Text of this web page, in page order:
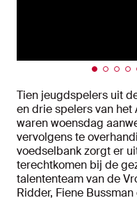
Tien jeugdspelers uit
en drie spelers van het
waren woensdag
vervolgens te
voedselbank zorgt er
terechtkomen bij de
talententeam van de
Ridder, Fiene